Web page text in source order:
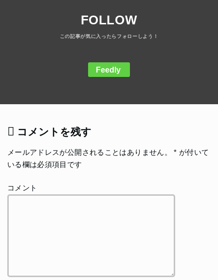
FOLLOW
Feedly
コメントを残す
メールアドレスが公開されることはありません。 * が付いて
いる欄は必須項目です
コメント